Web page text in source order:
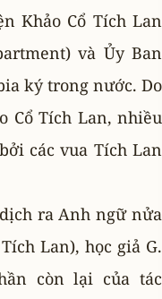
Khảo Cổ Tích Lan
và Ủy Ban
ký trong nước. Do
Cổ Tích Lan, nhiều
các vua Tích Lan
ra Anh ngữ nửa
Lan), học giả G.
còn lại của tác